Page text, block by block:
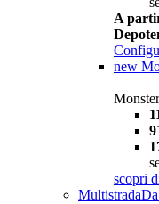
A
new
scopri
Multistrada